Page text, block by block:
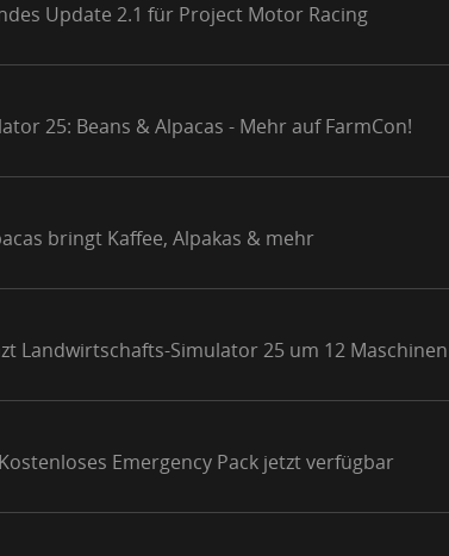
Update 2.1 für Project Motor Racing
25: Beans & Alpacas - Mehr auf FarmCon!
bringt Kaffee, Alpakas & mehr
Landwirtschafts-Simulator 25 um 12 Maschinen
Emergency Pack jetzt verfügbar